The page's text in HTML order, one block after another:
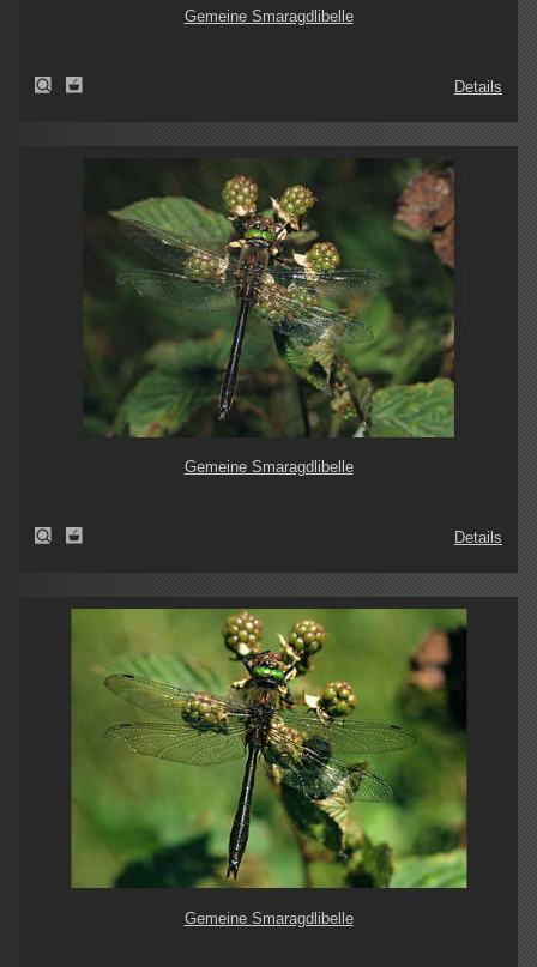
Gemeine Smaragdlibelle
Details
Gemeine Smaragdlibelle
Details
Gemeine Smaragdlibelle